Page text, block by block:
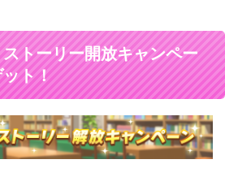
トーリー開放キャンペー
ト！